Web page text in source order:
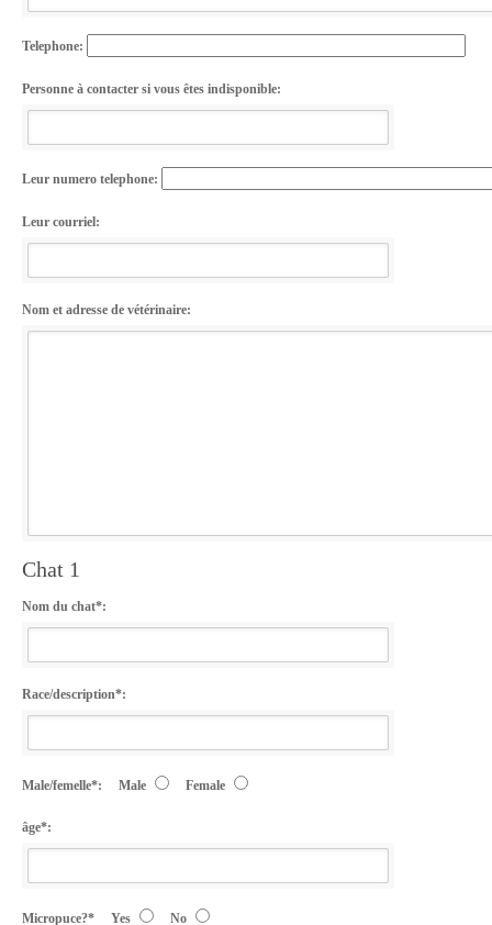
Telephone:
Personne à contacter si vous êtes indisponible:
Leur numero telephone:
Leur courriel:
Nom et adresse de vétérinaire:
Chat 1
Nom du chat*:
Race/description*:
Male/femelle*: Male Female
âge*:
Micropuce?* Yes No